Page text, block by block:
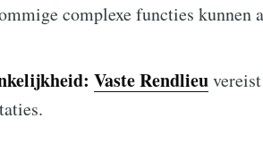
complexe functies
Vaste Rendlieu